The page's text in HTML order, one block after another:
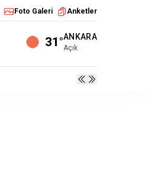
Foto Galeri Anketler
31°ANKARA
Açık